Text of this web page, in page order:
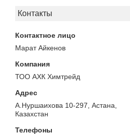
Контакты
Марат Айкенов
ТОО АХК Химтрейд
А.Нуршаихова 10-297, Астана,
Казахстан